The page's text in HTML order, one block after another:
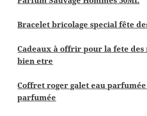
Bracelet bricolage special fête
Cadeaux à offrir pour la fete des
bien etre
Coffret roger galet eau parfumée
parfumée